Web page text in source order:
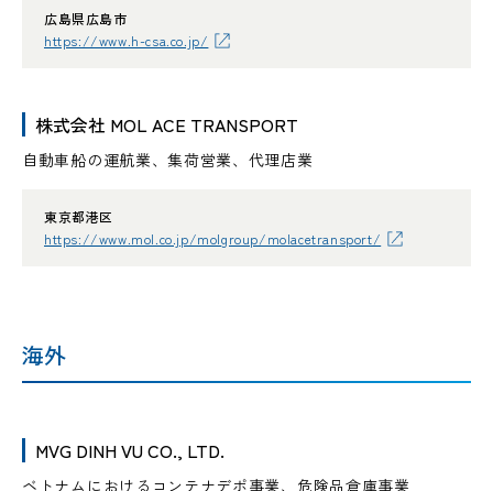
広島県広島市
https://www.h-csa.co.jp/
株式会社 MOL ACE TRANSPORT
自動車船の運航業、集荷営業、代理店業
東京都港区
https://www.mol.co.jp/molgroup/molacetransport/
海外
MVG DINH VU CO., LTD.
ベトナムにおけるコンテナデポ事業、危険品倉庫事業